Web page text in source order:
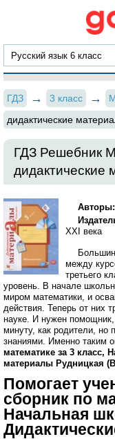
ГДЗ 3 класс
дидактические
ГДЗ Решебник
дидактические
Авторы:
XXI века
между
третьего
уровень. В начале
миром математики, и
действия. Теперь от них
науке. И нужен
минуту, как родители,
знаниями. Именно таким
математике за 3 класс,
материалы Рудницкая
Помогает
сборник по
Начальная